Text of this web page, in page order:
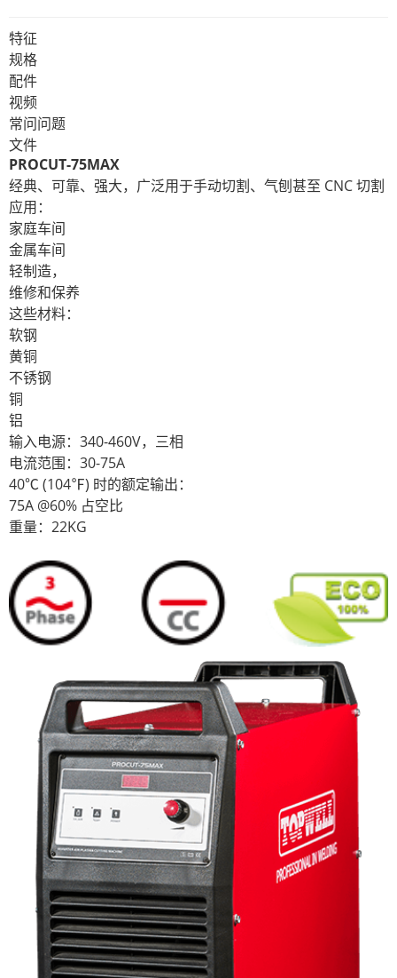
特征
规格
配件
视频
常问问题
文件
PROCUT-75MAX
经典、可靠、强大，广泛用于手动切割、气刨甚至 CNC 切割
应用：
家庭车间
金属车间
轻制造，
维修和保养
这些材料：
软钢
黄铜
不锈钢
铜
铝
输入电源：340-460V，三相
电流范围：30-75A
40℃ (104℉) 时的额定输出：
75A @60% 占空比
重量：22KG